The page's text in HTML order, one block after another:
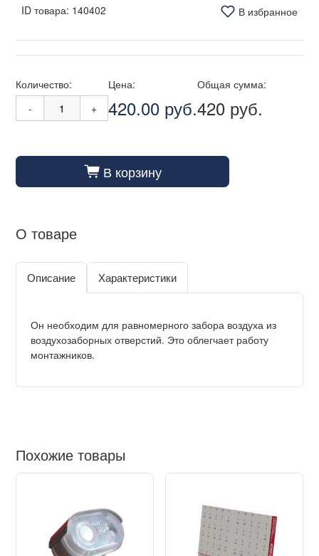
ID товара: 140402 В избранное
Количество:
-
+
Цена:
420.00 руб.
Общая сумма:
420 руб.
cart_fill В корзину
О товаре
Описание Характеристики
Он необходим для равномерного забора воздуха из
воздухозаборных отверстий. Это облегчает работу
монтажников.
Похожие товары